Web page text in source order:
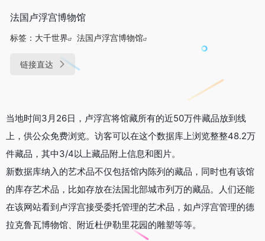
法国卢浮宫博物馆
标签： 大千世界 法国卢浮宫博物馆
链接直达
当地时间3月26日，卢浮宫将馆藏所有的近50万件藏品放到线
上，供公众免费浏览。访客可以在这个数据库上浏览整整48.2万
件藏品，其中3/4以上藏品附上信息和图片。
新数据库纳入的艺术品不仅包括馆内陈列的藏品，同时也有该馆
的库存艺术品，比如存放在法国北部城市列万的藏品。人们还能
在该网站看到卢浮宫接受委托管理的艺术品，如卢浮宫管理的德
拉克鲁瓦博物馆、附近杜伊勒里花园的雕塑等等。